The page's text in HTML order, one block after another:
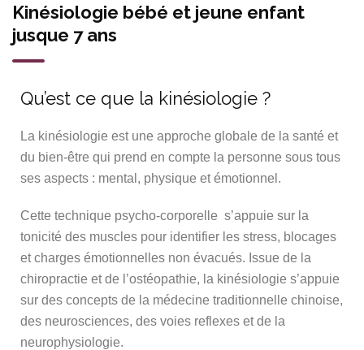
Kinésiologie bébé et jeune enfant
jusque 7 ans
Qu’est ce que la kinésiologie ?
La kinésiologie est une approche globale de la santé et
du bien-être qui prend en compte la personne sous tous
ses aspects : mental, physique et émotionnel.
Cette technique psycho-corporelle s’appuie sur la
tonicité des muscles pour identifier les stress, blocages
et charges émotionnelles non évacués. Issue de la
chiropractie et de l’ostéopathie, la kinésiologie s’appuie
sur des concepts de la médecine traditionnelle chinoise,
des neurosciences, des voies reflexes et de la
neurophysiologie.